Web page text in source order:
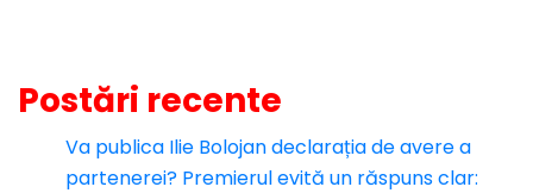
Postări recente
Va publica Ilie Bolojan declarația de avere a
partenerei? Premierul evită un răspuns clar: